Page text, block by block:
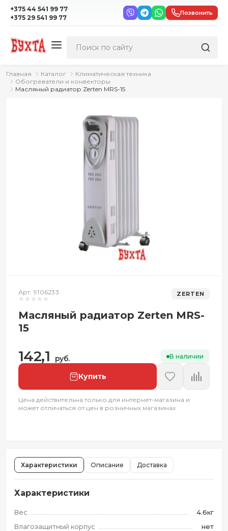
+375 44 541 99 77·
+375 29 541 99 77
Позвонить
Главная Каталог
Климатическая техника
Обогреватели и конвекторы
Масляный радиатор Zerten MRS-15
Арт. 9106233 ZERTEN
Масляный радиатор Zerten MRS-
15
142,1 руб. В наличии
Купить
Цена действительна только для интернет-магазина и
может отличаться от цен в розничных магазинах
Характеристики Описание Доставка
Характеристики
Вес
4.6кг
Влагозащитный корпус
нет